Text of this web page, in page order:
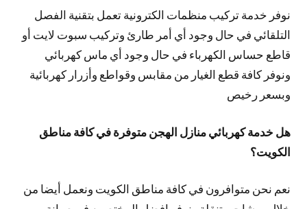
نوفر خدمة تركيب منظمات الكترونية تعمل بتقنية الفصل
التلقائي في حال وجود أي أمر طارئ وتركيب سبوت لايت أو
قاطع حساس الكهرباء في حال وجود أي ماس كهربائي
ونوفر كافة قطع الغيار من مقابس وقواطع وأزرار كهربائية
وبسعر رخيص
هل خدمة كهربائي منازل الهجن متوفرة في كافة مناطق
الكويت؟
نعم نحن متوافرون في كافة مناطق الكويت ونعمل أيضا من